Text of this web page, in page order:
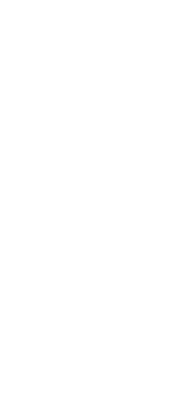
ました
レイク続かず